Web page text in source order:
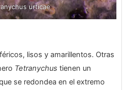
urticae
lisos y amarillentos. Otras
Tetranychus tienen un
se redondea en el extremo